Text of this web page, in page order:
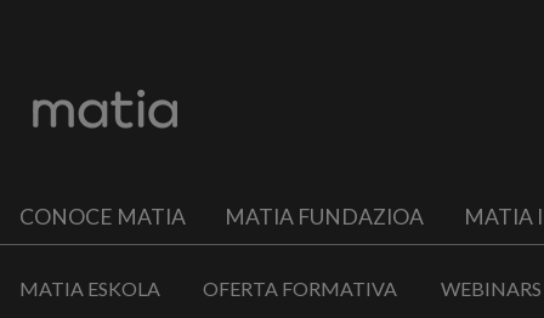
CONOCE MATIA MATIA FUNDAZIOA MATIA
MATIA ESKOLA OFERTA FORMATIVA WEBINARS